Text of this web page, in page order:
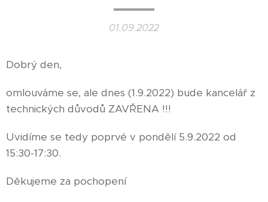
01.09.2022
Dobrý den,
omlouváme se, ale dnes (1.9.2022) bude kancelář z
technických důvodů ZAVŘENA !!!
Uvidíme se tedy poprvé v pondělí 5.9.2022 od
15:30-17:30.
Děkujeme za pochopení